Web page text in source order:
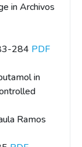
in Archivos
284 PDF
in
Ramos